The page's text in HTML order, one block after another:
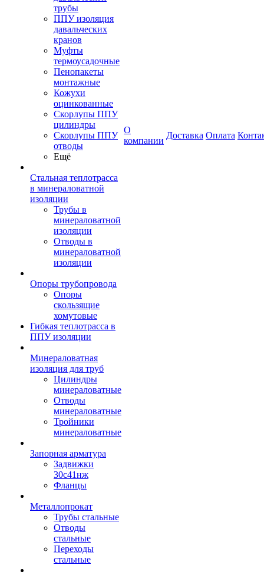
трубы
ППУ изоляция
давальческих
кранов
Муфты
термоусадочные
Пенопакеты
монтажные
Кожухи
оцинкованные
Скорлупы ППУ
цилиндры
Скорлупы ППУ
отводы
Ещё
Стальная теплотрасса
в минераловатной
изоляции
Трубы в
минераловатной
изоляции
Отводы в
минераловатной
изоляции
Опоры трубопровода
Опоры
скользящие
хомутовые
Гибкая теплотрасса в
ППУ изоляции
Минераловатная
изоляция для труб
Цилиндры
минераловатные
Отводы
минераловатные
Тройники
минераловатные
Запорная арматура
Задвижки
30с41нж
Фланцы
Металлопрокат
Трубы стальные
Отводы
стальные
Переходы
стальные
О
компании
Доставка Оплата